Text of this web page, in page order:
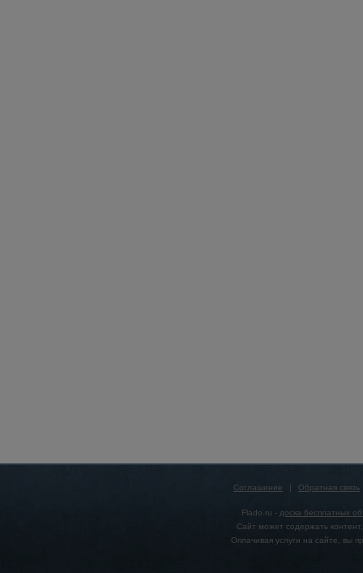
Соглашение | Обратная связь
Flado.ru - доска бесплатных
Сайт может содержать
Оплачивая услуги на сайте, вы